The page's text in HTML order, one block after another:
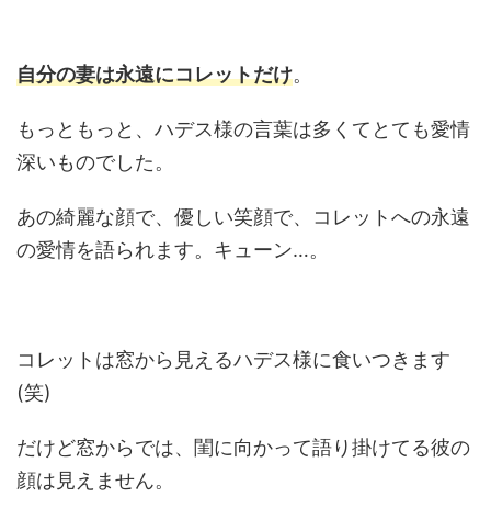
自分の妻は永遠にコレットだけ。
もっともっと、ハデス様の言葉は多くてとても愛情
深いものでした。
あの綺麗な顔で、優しい笑顔で、コレットへの永遠
の愛情を語られます。キューン…。
コレットは窓から見えるハデス様に食いつきます
(笑)
だけど窓からでは、閨に向かって語り掛けてる彼の
顔は見えません。